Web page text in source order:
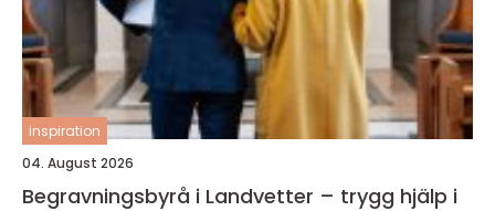
inspiration
04. August 2026
Begravningsbyrå i Landvetter – trygg hjälp i